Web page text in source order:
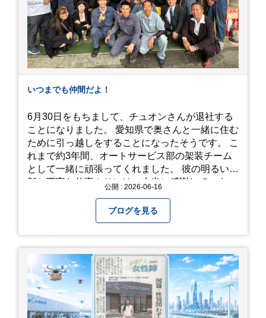
からの眺望: 敷地が高い位置にあるため、あじさ
い越しに広がる茂原の景色を一望できます。 小道
での撮影: アジサイの小道を歩いている後ろ姿
は、とても幻想的で素敵な写真になりますよ。 梅
雨の季節特有の「しっとりと濡れたアジサイ」も
素敵ですし、晴れた日の「キラキラした光を浴び
たアジサイ」も最高です。ぜひカメラを持って出
やすい靴で: 山の斜面を利用した農園ですので、
歩き慣れた靴で行くのが安心です。 雨対策: 雨上
がりは足元が少し滑りやすくなることがありま
す。タオルや雨具を用意しておくと安心ですね。
開花時期のチェック: その年の気候によって見頃
が少し前後します。出かける前に必ず公式情報や
SNSで見頃を確認しましょう！ おわりに 梅雨の
時期を「我慢する期間」から「お出かけを楽しむ
期間」に変えてくれる、そんな素敵な場所です。
いです！
いつまでも仲間だよ！
6月30日をもちまして、チュオンさんが退社する
ことになりました。 愛知県で奥さんと一緒に住む
ために引っ越しをすることになったそうです。 こ
れまで約3年間、オートサービス部の架装チーム
として一緒に頑張ってくれました。 彼の明るい笑
顔と丁寧な仕事ぶりには、本当に感謝していま
撮影した記念写真を添付します。 チュオンさんの
今後のご活躍と新しいスタートを、みんなで応援
しましょう！ チュオンさん、今まで本当にありが
とうございました！
公開 : 2026-06-16
ブログを見る